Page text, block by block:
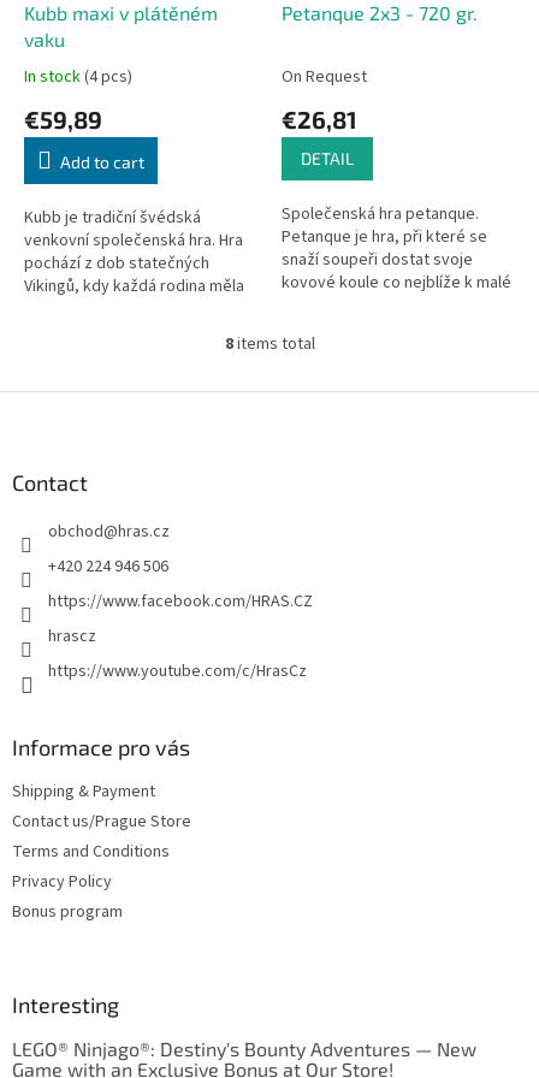
Kubb maxi v plátěném
vaku
In stock(4 pcs)
€59,89
Add to cart
Kubb je tradiční švédská
venkovní společenská hra. Hra
pochází z dob statečných
Vikingů, kdy každá rodina měla
dřeva. Pár statných polínek,...
Petanque 2x3 - 720 gr.
On Request
€26,81
DETAIL
Společenská hra petanque.
Petanque je hra, při které se
snaží soupeři dostat svoje
kovové koule co nejblíže k malé
L
s
r
s
8items total
Contact
obchod@hras.cz
+420 224 946 506
https://www.facebook.com/HRAS.CZ
hrascz
https://www.youtube.com/c/HrasCz
Informace pro vás
Shipping & Payment
Contact us/Prague Store
Terms and Conditions
Privacy Policy
Bonus program
Interesting
LEGO® Ninjago®: Destiny's Bounty Adventures — New
Game with an Exclusive Bonus at Our Store!